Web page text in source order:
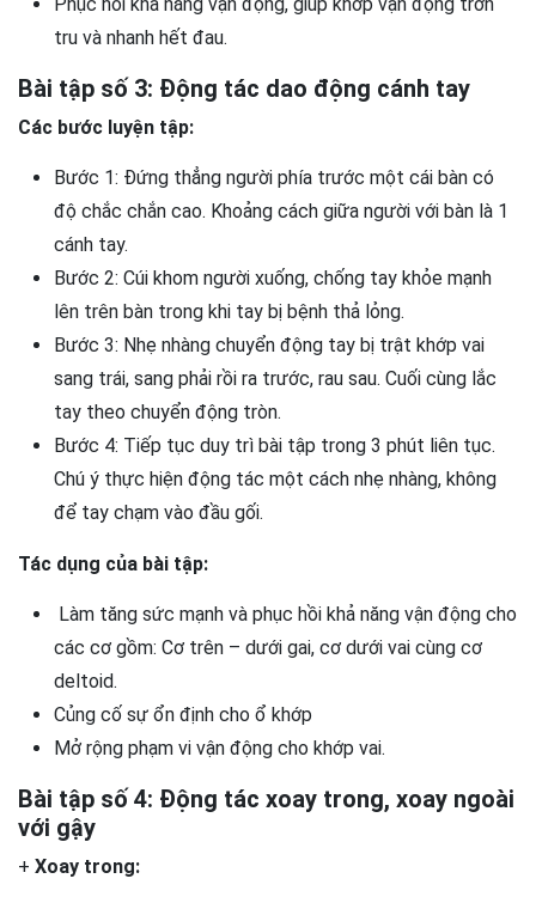
Phục hồi khả năng vận động, giúp khớp vận động trơn
tru và nhanh hết đau.
Bài tập số 3: Động tác dao động cánh tay
Các bước luyện tập:
Bước 1: Đứng thẳng người phía trước một cái bàn có
độ chắc chắn cao. Khoảng cách giữa người với bàn là 1
cánh tay.
Bước 2: Cúi khom người xuống, chống tay khỏe mạnh
lên trên bàn trong khi tay bị bệnh thả lỏng.
Bước 3: Nhẹ nhàng chuyển động tay bị trật khớp vai
sang trái, sang phải rồi ra trước, rau sau. Cuối cùng lắc
tay theo chuyển động tròn.
Bước 4: Tiếp tục duy trì bài tập trong 3 phút liên tục.
Chú ý thực hiện động tác một cách nhẹ nhàng, không
để tay chạm vào đầu gối.
Tác dụng của bài tập:
Làm tăng sức mạnh và phục hồi khả năng vận động cho
các cơ gồm: Cơ trên – dưới gai, cơ dưới vai cùng cơ
deltoid.
Củng cố sự ổn định cho ổ khớp
Mở rộng phạm vi vận động cho khớp vai.
Bài tập số 4: Động tác xoay trong, xoay ngoài
với gậy
+ Xoay trong: